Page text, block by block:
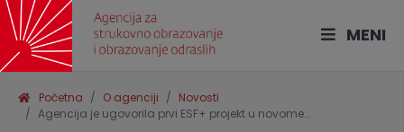
MENI
Početna O agenciji
Novosti
Agencija je ugovorila prvi ESF+ projekt u novome…